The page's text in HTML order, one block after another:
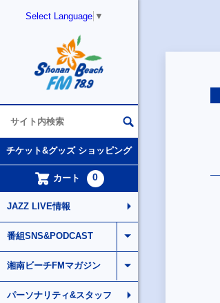
Select Language ▼
チケット&グッズ ショッピング
カート 0
JAZZ LIVE情報
番組SNS&PODCAST
湘南ビーチFMマガジン
パーソナリティ&スタッフ